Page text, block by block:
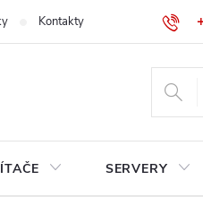
Kontakty
SERVERY